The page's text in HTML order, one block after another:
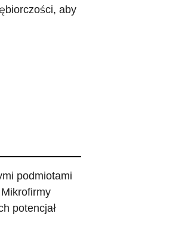
aby
podmiotami
potencjał